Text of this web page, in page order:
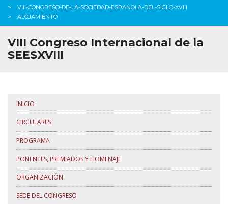
VIII-CONGRESO-DE-LA-SOCIEDAD-ESPANOLA-DEL-SIGLO-XVIII
ALOJAMIENTO
VIII Congreso Internacional de la
SEESXVIII
INICIO
CIRCULARES
PROGRAMA
PONENTES, PREMIADOS Y HOMENAJE
ORGANIZACIÓN
SEDE DEL CONGRESO